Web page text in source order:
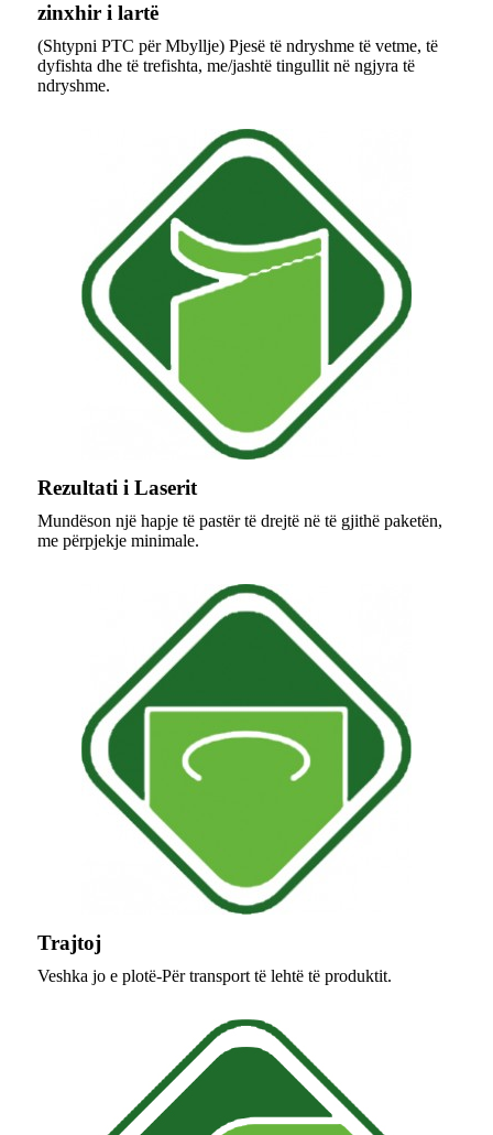
zinxhir i lartë
(Shtypni PTC për Mbyllje) Pjesë të ndryshme të vetme, të
dyfishta dhe të trefishta, me/jashtë tingullit në ngjyra të
ndryshme.
Rezultati i Laserit
Mundëson një hapje të pastër të drejtë në të gjithë paketën,
me përpjekje minimale.
Trajtoj
Veshka jo e plotë-Për transport të lehtë të produktit.